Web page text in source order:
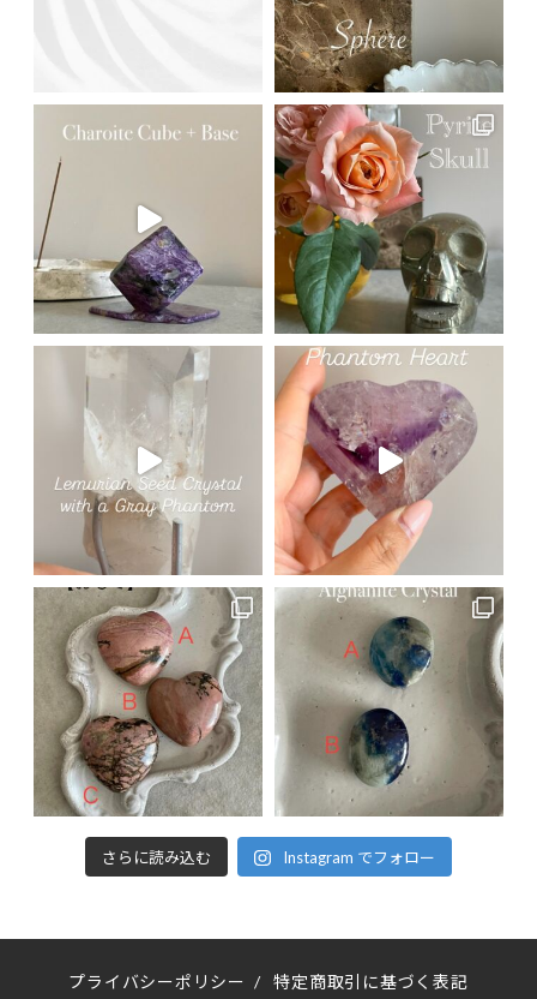
さらに読み込む Instagram でフォロー
プライバシーポリシー / 特定商取引に基づく表記